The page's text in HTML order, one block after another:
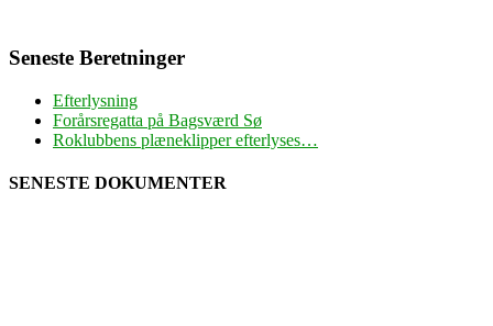
Seneste Beretninger
Efterlysning
Forårsregatta på Bagsværd Sø
Roklubbens plæneklipper efterlyses…
SENESTE DOKUMENTER